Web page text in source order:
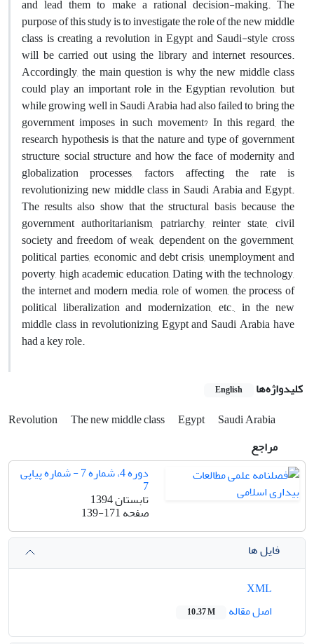
and lead them to make a rational decision-making. The
purpose of this study is to investigate the role of the new middle
class is creating a revolution in Egypt and Saudi-style cross
will be carried out using the library and internet resources.
Accordingly, the main question is why the new middle class
could play an important role in the Egyptian revolution, but
while growing well in Saudi Arabia had also failed to bring the
government imposes in such movement? In this regard, the
research hypothesis is that the nature and type of government
structure, social structure and how the face of modernity and
globalization processes, factors affecting the rate is
revolutionizing new middle class in Saudi Arabia and Egypt.
The results also show that the structural basis because the
government authoritarianism, patriarchy, reinter state, civil
society and freedom of weak, dependent on the government,
political parties, economic and debt crisis, unemployment and
poverty, high academic education, Dating with the technology,
the internet and modern media, role of women, the process of
political liberalization and modernization, etc., in the new
middle class in revolutionizing Egypt and Saudi Arabia have
had a key role.
کلیدواژه‌ها English
Revolution The new middle class Egypt
Saudi Arabia
مراجع
دوره 4، شماره 7 - شماره پیاپی
7
تابستان 1394
صفحه139-171
فایل ها
اصل مقاله
10.37 M